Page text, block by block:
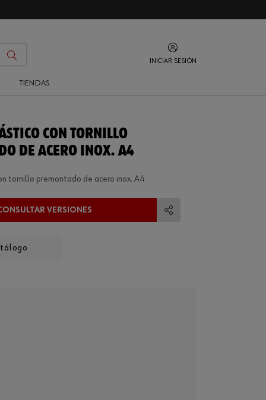
INICIAR SESIÓN
TIENDAS
CON TORNILLO
DE ACERO INOX. A4
tornillo premontado de acero inox. A4
VERSIONES
Compartir